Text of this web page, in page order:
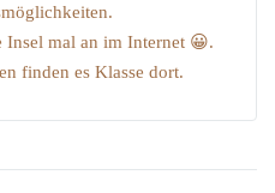
Insel mal an im Internet 😀.
finden es Klasse dort.